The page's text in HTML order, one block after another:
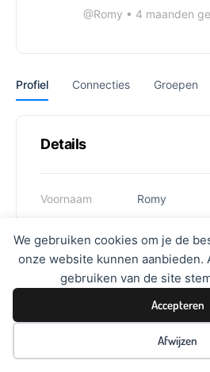
We gebruiken cookies om je de
onze website kunnen aanbieden.
gebruiken van de site
Accepteren
Afwijzen
@Romy • 4 maanden
Profiel Connecties Groepen
Details
Voornaam Romy
Gebruikersnaam Romy
Geslacht Vrouw